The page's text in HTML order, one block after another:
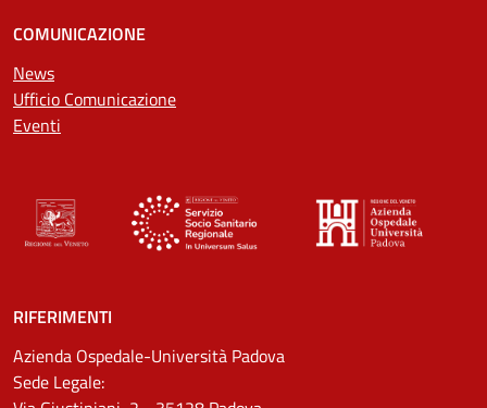
COMUNICAZIONE
News
Ufficio Comunicazione
Eventi
RIFERIMENTI
Azienda Ospedale-Università Padova
Sede Legale: